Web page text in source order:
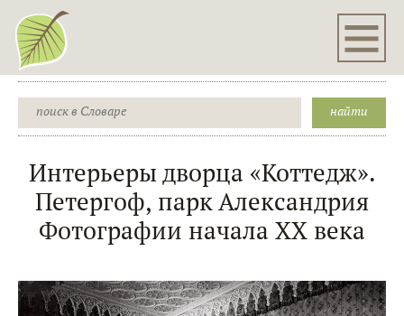
Интерьеры дворца «Коттедж».
Петергоф, парк Александрия
Фотографии начала XX века